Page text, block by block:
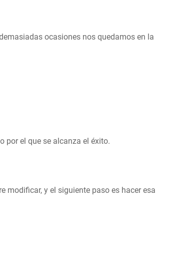
ocasiones nos quedamos en la
por el que se alcanza el éxito.
modificar, y el siguiente paso es hacer esa